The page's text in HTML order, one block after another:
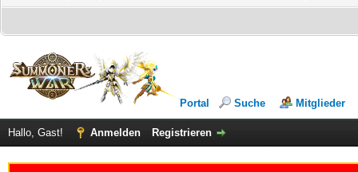
Portal Suche Mitglieder
Hallo, Gast! Anmelden Registrieren